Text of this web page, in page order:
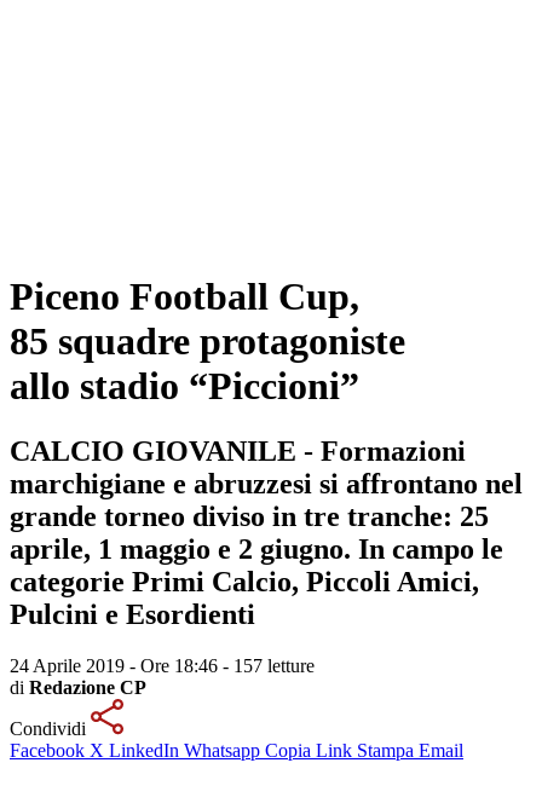
Piceno Football Cup,
85 squadre protagoniste
allo stadio “Piccioni”
CALCIO GIOVANILE - Formazioni
marchigiane e abruzzesi si affrontano nel
grande torneo diviso in tre tranche: 25
aprile, 1 maggio e 2 giugno. In campo le
categorie Primi Calcio, Piccoli Amici,
Pulcini e Esordienti
24 Aprile 2019 - Ore 18:46 - 157 letture
di Redazione CP
Condividi
Facebook X LinkedIn Whatsapp Copia Link Stampa Email